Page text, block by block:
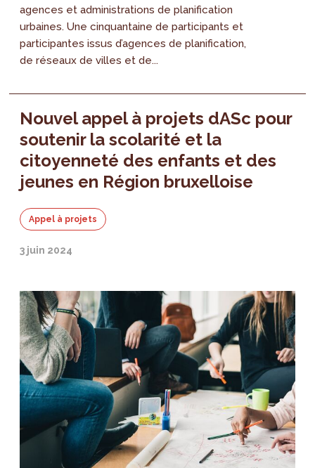
agences et administrations de planification
urbaines. Une cinquantaine de participants et
participantes issus d’agences de planification,
de réseaux de villes et de...
Nouvel appel à projets dASc pour
soutenir la scolarité et la
citoyenneté des enfants et des
jeunes en Région bruxelloise
Appel à projets
3 juin 2024